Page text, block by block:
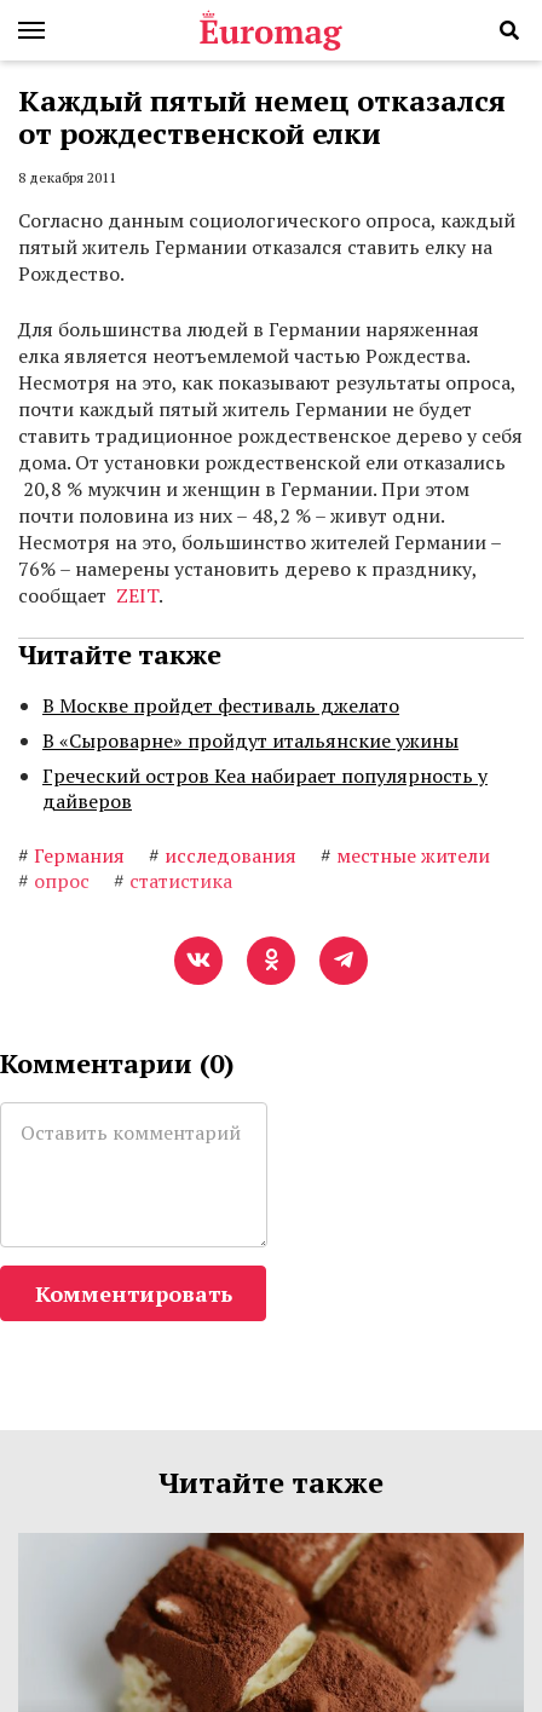
Каждый пятый немец отказался
от рождественской елки
8 декабря 2011
Согласно данным социологического опроса, каждый
пятый житель Германии отказался ставить елку на
Рождество.
Для большинства людей в Германии наряженная
елка является неотъемлемой частью Рождества.
Несмотря на это, как показывают результаты опроса,
почти каждый пятый житель Германии не будет
ставить традиционное рождественское дерево у себя
дома. От установки рождественской ели отказались
20,8 % мужчин и женщин в Германии. При этом
почти половина из них – 48,2 % – живут одни.
Несмотря на это, большинство жителей Германии –
76% – намерены установить дерево к празднику,
сообщает ZEIT.
Читайте также
В Москве пройдет фестиваль джелато
В «Сыроварне» пройдут итальянские ужины
Греческий остров Кеа набирает популярность у
дайверов
# Германия # исследования # местные жители
# опрос # статистика
Комментарии (0)
Комментировать
Читайте также